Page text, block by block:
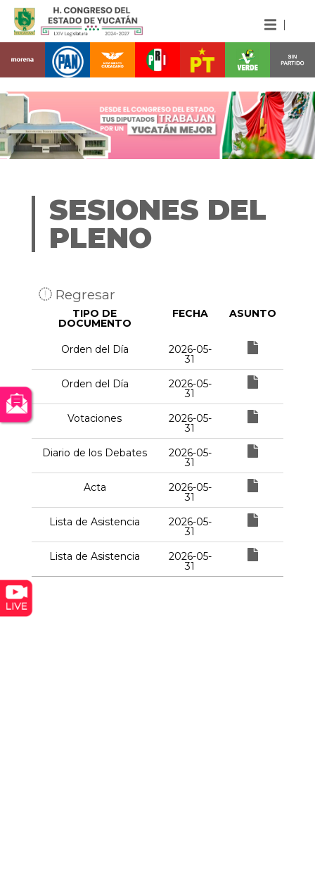
SESIONES DEL
PLENO
Regresar
TIPO DE
DOCUMENTO
FECHA ASUNTO
Orden del Día 2026-05-
31
Orden del Día
2026-05-
31
Votaciones
2026-05-
31
Diario de los Debates
2026-05-
31
Acta
2026-05-
31
Lista de Asistencia
2026-05-
31
Lista de Asistencia
2026-05-
31